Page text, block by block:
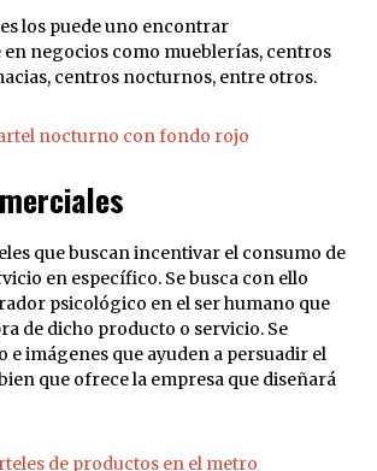
los puede uno encontrar
negocios como mueblerías, centros
centros nocturnos, entre otros.
que buscan incentivar el consumo de
en específico. Se busca con ello
psicológico en el ser humano que
de dicho producto o servicio. Se
e imágenes que ayuden a persuadir el
que ofrece la empresa que diseñará